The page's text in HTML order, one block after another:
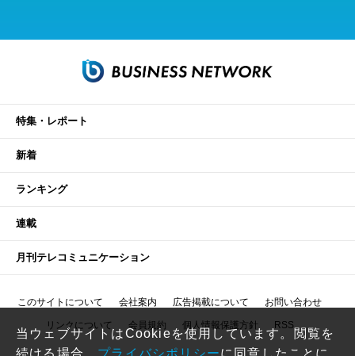
特集・レポート
新着
ランキング
連載
月刊テレコミュニケーション
このサイトについて 会社案内 広告掲載について お問い合わせ
リンクについて 会員規約 個人情報保護方針 RSS
当ウェブサイトはCookieを使用しています。閲覧を
続ける場合、 プライバシポリシーに同意したことに